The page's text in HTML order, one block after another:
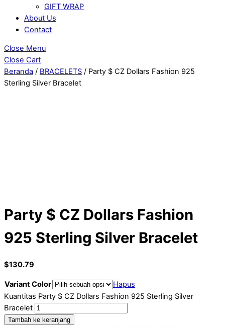
GIFT WRAP
About Us
Contact
Close Menu
Close Cart
Beranda / BRACELETS / Party $ CZ Dollars Fashion 925
Sterling Silver Bracelet
Party $ CZ Dollars Fashion
925 Sterling Silver Bracelet
$130.79
Variant Color
Hapus
Kuantitas Party $ CZ Dollars Fashion 925 Sterling Silver
Bracelet
Tambah ke keranjang